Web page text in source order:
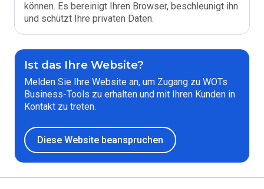
können. Es bereinigt Ihren Browser, beschleunigt ihn
und schützt Ihre privaten Daten.
Ist das Ihre Website?
Melden Sie Ihre Website an, um Zugang zu WOTs
Business-Tools zu erhalten und mit Ihren Kunden in
Kontakt zu treten.
Diese Website beanspruchen